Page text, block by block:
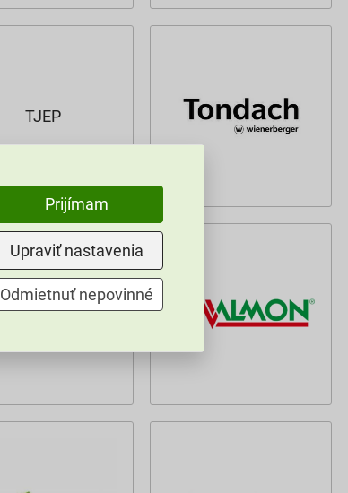
TJEP
Prijímam
Upraviť nastavenia
Odmietnuť nepovinné